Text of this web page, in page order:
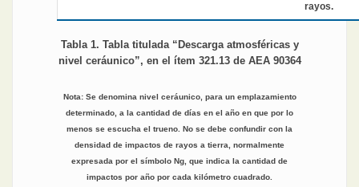
rayos.
Tabla 1. Tabla titulada “Descarga atmosféricas y
nivel ceráunico”, en el ítem 321.13 de AEA 90364
Nota: Se denomina nivel ceráunico, para un emplazamiento
determinado, a la cantidad de días en el año en que por lo
menos se escucha el trueno. No se debe confundir con la
densidad de impactos de rayos a tierra, normalmente
expresada por el símbolo Ng, que indica la cantidad de
impactos por año por cada kilómetro cuadrado.